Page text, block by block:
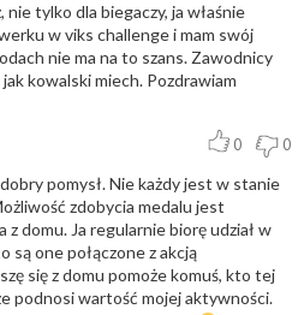
tylko dla biegaczy, ja właśnie
w viks challenge i mam swój
nie ma na to szans. Zawodnicy
kowalski miech. Pozdrawiam
0 0
pomysł. Nie każdy jest w stanie
zdobycia medalu jest
domu. Ja regularnie biorę udział w
są one połączone z akcją
się z domu pomoże komuś, kto tej
podnosi wartość mojej aktywności.